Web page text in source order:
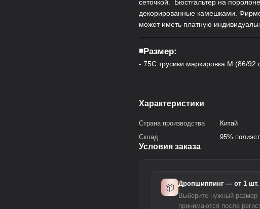
сеточкой. Бюстгальтер на
декорированные камешками.
может иметь платную
◾️Размер:
- 75C трусики маркировка М (86/92
Характеристики
Страна производства
Китай
Склад
95%
Условия заказа
📦 Дропшиппинг — от 1 шт.
Выберите нужный размер
принимаются после